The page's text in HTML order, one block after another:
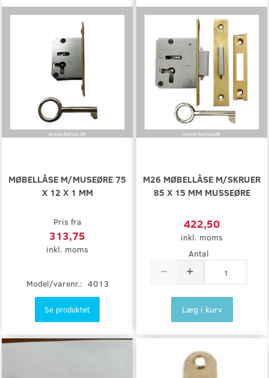
MØBELLÅSE M/MUSEØRE 75
X 12 X 1 MM
Pris fra
313,75
inkl. moms
Model/varenr.: 4013
Se produktet
M26 MØBELLÅSE M/SKRUER
85 X 15 MM MUSSEØRE
422,50
inkl. moms
Antal
Læg i kurv